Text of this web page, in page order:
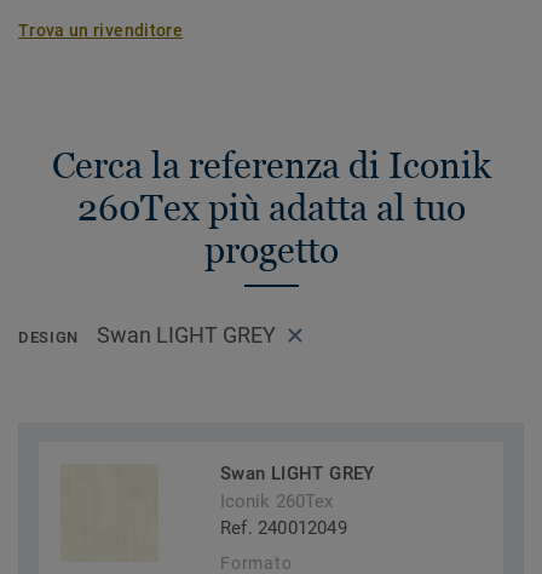
Trova un rivenditore
Cerca la referenza di Iconik
260Tex più adatta al tuo
progetto
DESIGN Swan LIGHT GREY
Swan LIGHT GREY
Iconik 260Tex
Ref. 240012049
Formato